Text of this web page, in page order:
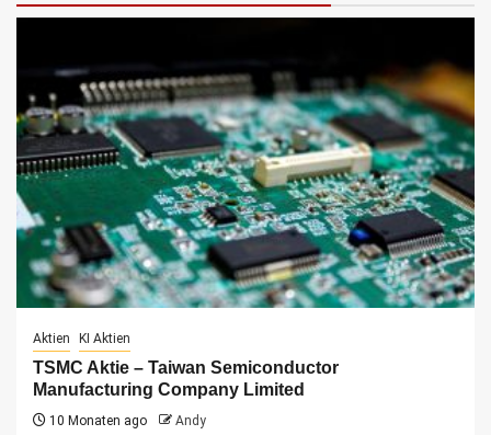
Aktien KI Aktien
TSMC Aktie – Taiwan Semiconductor
Manufacturing Company Limited
10 Monaten ago Andy